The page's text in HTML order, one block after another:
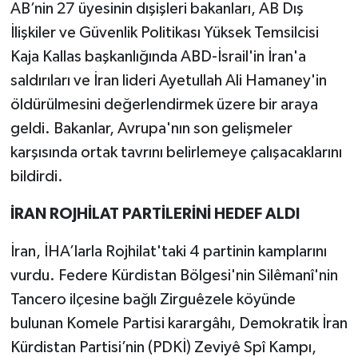
AB’nin 27 üyesinin dışişleri bakanları, AB Dış
İlişkiler ve Güvenlik Politikası Yüksek Temsilcisi
Kaja Kallas başkanlığında ABD-İsrail'in İran'a
saldırıları ve İran lideri Ayetullah Ali Hamaney'in
öldürülmesini değerlendirmek üzere bir araya
geldi. Bakanlar, Avrupa'nın son gelişmeler
karşısında ortak tavrını belirlemeye çalışacaklarını
bildirdi.
İRAN ROJHİLAT PARTİLERİNİ HEDEF ALDI
İran, İHA’larla Rojhilat'taki 4 partinin kamplarını
vurdu. Federe Kürdistan Bölgesi'nin Silêmanî'nin
Tancero ilçesine bağlı Zirguêzele köyünde
bulunan Komele Partisi karargâhı, Demokratik İran
Kürdistan Partisi’nin (PDKİ) Zeviyê Spî Kampı,